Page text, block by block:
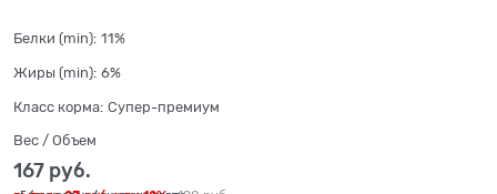
Белки (min): 11%
Жиры (min): 6%
Класс корма: Супер-премиум
Вес / Объем
167 руб.